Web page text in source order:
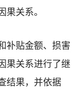
关系。
补贴金额、损害
果关系进行了继
结果，并依据